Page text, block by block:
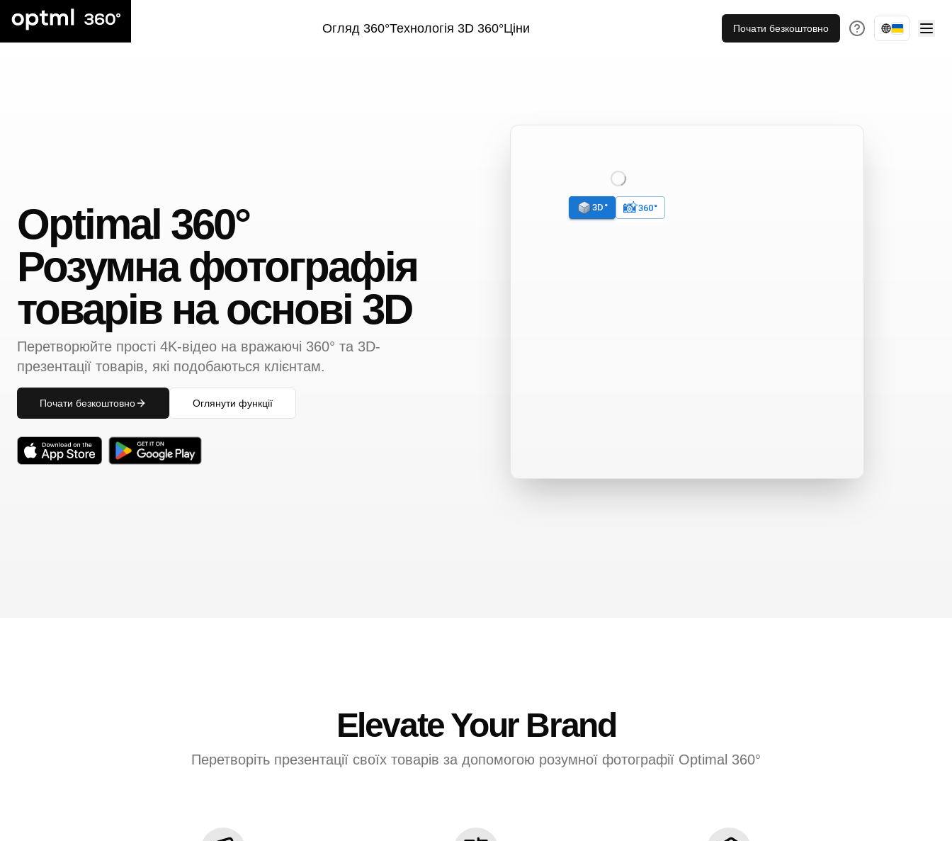
Огляд 360°Технологія 3D 360°Ціни Почати безкоштовно
Optimal 360°
Розумна фотографія
товарів на основі 3D
Перетворюйте прості 4K-відео на вражаючі 360° та 3D-
презентації товарів, які подобаються клієнтам.
Почати безкоштовно Оглянути функції
Elevate Your Brand
Перетворіть презентації своїх товарів за допомогою розумної фотографії Optimal 360°